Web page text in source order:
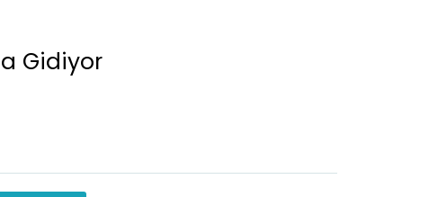
Gidiyor